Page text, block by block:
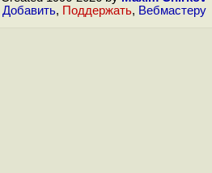
Добавить, Поддержать, Вебмастеру